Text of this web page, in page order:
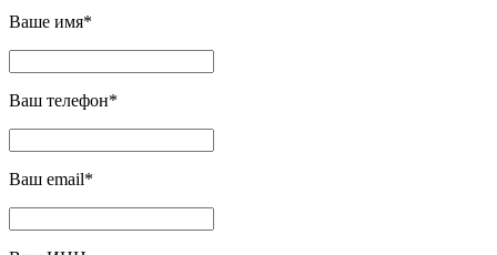
Ваше имя*
Ваш телефон*
Ваш email*